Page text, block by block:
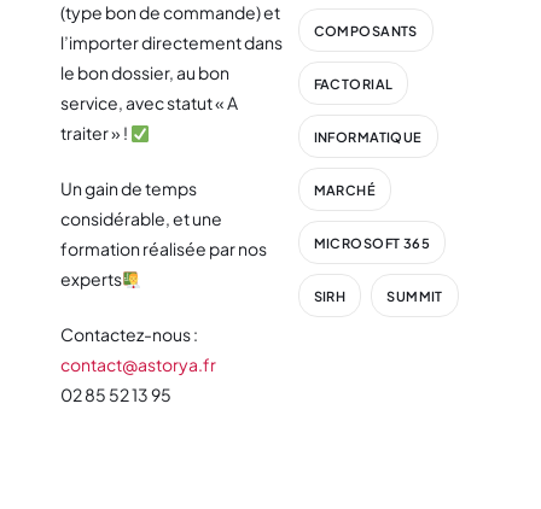
(type bon de commande) et
l’importer directement dans
le bon dossier, au bon
service, avec statut « A
traiter » !
Un gain de temps
considérable, et une
formation réalisée par nos
experts
Contactez-nous :
contact@astorya.fr
02 85 52 13 95
COMPOSANTS
FACTORIAL
INFORMATIQUE
MARCHÉ
MICROSOFT 365
SIRH SUMMIT